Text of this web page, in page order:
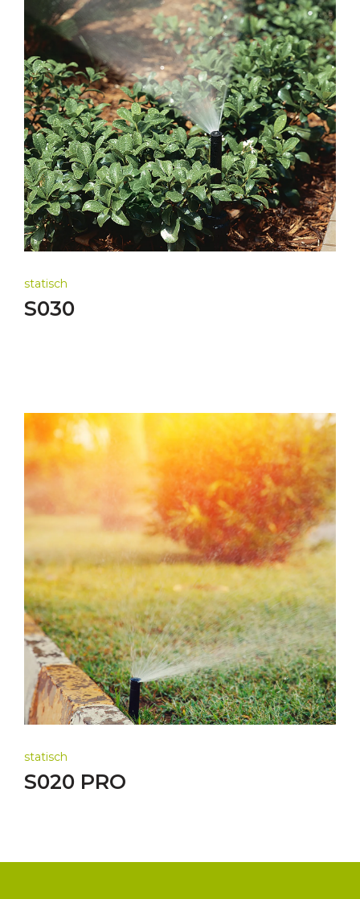
statisch
S030
statisch
S020 PRO